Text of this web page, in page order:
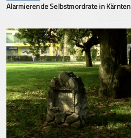
Alarmierende Selbstmordrate in Kärnten